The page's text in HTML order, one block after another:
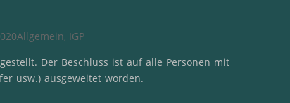
Allgemein, IGP
Der Beschluss ist auf alle Personen mit
usw.) ausgeweitet worden.